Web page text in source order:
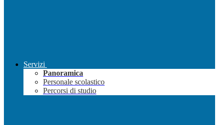
Servizi
Panoramica
Personale scolastico
Percorsi di studio